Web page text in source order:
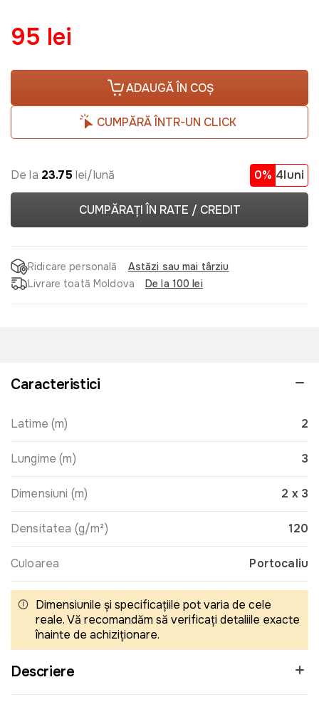
95 lei
ADAUGĂ ÎN COȘ
CUMPĂRĂ ÎNTR-UN CLICK
De la 23.75 lei/lună 0% 4luni
CUMPĂRAȚI ÎN RATE / CREDIT
Ridicare personală
Astăzi sau mai târziu
Livrare toată Moldova
De la 100 lei
Caracteristici
Latime (m) 2
Lungime (m) 3
Dimensiuni (m) 2 x 3
Densitatea (g/m²) 120
Culoarea Portocaliu
Dimensiunile și specificațiile pot varia de cele
reale. Vă recomandăm să verificați detaliile exacte
înainte de achiziționare.
Descriere